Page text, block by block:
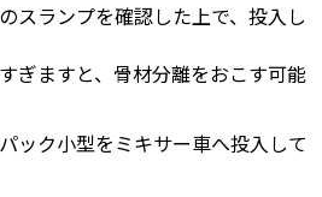
スランプを確認した上で、投入し
ぎますと、骨材分離をおこす可能
ック小型をミキサー車へ投入して